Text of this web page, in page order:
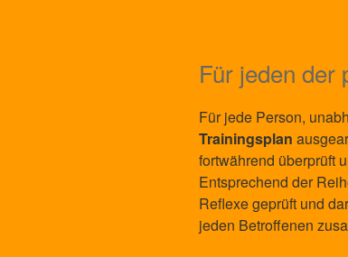
Für jeden der
Für jede Person,
Trainingsplan
fortwährend überprüft
Entsprechend der
Reflexe geprüft und
jeden Betroffenen